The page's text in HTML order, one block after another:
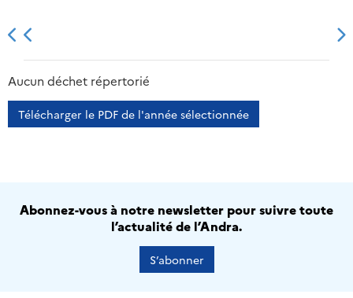
2013 2014
Aucun déchet répertorié
Télécharger le PDF de l'année sélectionnée
Abonnez-vous à notre newsletter pour suivre toute
l’actualité de l’Andra.
S’abonner